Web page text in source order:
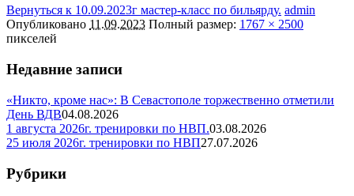
Вернуться к 10.09.2023г мастер-класс по бильярду. admin
Опубликовано 11.09.2023 Полный размер: 1767 × 2500
пикселей
Недавние записи
«Никто, кроме нас»: В Севастополе торжественно отметили
День ВДВ04.08.2026
1 августа 2026г. тренировки по НВП.03.08.2026
25 июля 2026г. тренировки по НВП27.07.2026
Рубрики